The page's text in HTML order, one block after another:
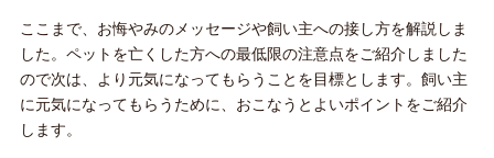
ここまで、お悔やみのメッセージや飼い主への接し方を解説しま
した。ペットを亡くした方への最低限の注意点をご紹介しました
ので次は、より元気になってもらうことを目標とします。飼い主
に元気になってもらうために、おこなうとよいポイントをご紹介
します。